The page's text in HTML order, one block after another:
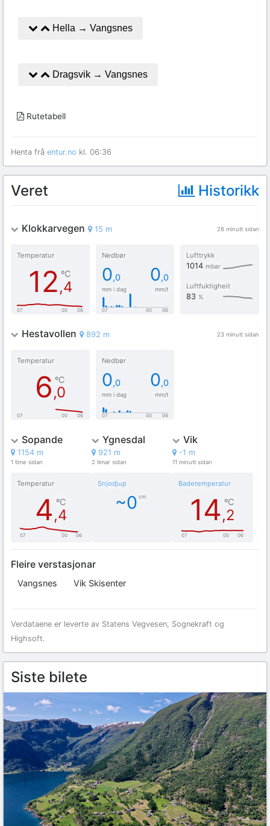
Hella → Vangsnes
Dragsvik → Vangsnes
Rutetabell
Henta frå entur.no kl. 06:36
Veret Historikk
Klokkarvegen 15 m 28 minutt sidan
Temperatur
12 ºC
,4
07 00 06
Nedbør
0,0
mm i dag
0,0
mm/t
07 00 06
Lufttrykk
1014mbar
Luftfuktigheit
83 %
Hestavollen 892 m 23 minutt sidan
Temperatur
6 ºC
,0
07 00 06
Nedbør
0,0
mm i dag
0,0
mm/t
07 00 06
Sopande
1154 m
1 time sidan
Temperatur
4 ºC
,4
07 00 06
Ygnesdal
921 m
2 timar sidan
Snjodjup
~0 cm
Vik
-1 m
11 minutt sidan
Badetemperatur
14 ºC
,2
07 00 06
Fleire verstasjonar
Vangsnes Vik Skisenter
Verdataene er leverte av Statens Vegvesen, Sognekraft og
Highsoft.
Siste bilete